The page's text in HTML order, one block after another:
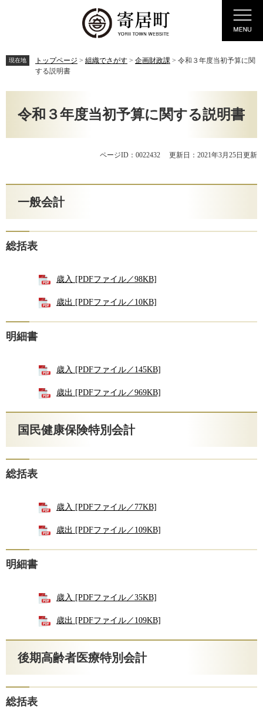
先
頭
す。
を
飛
し
現在地 トップページ > 組織でさがす > 企画財政課 > 令和３年度当初予算に関
する説明書
令和３年度当初予算に関する説明書
ページID：0022432 更新日：2021年3月25日更新
一般会計
総括表
歳入 [PDFファイル／98KB]
歳出 [PDFファイル／10KB]
明細書
歳入 [PDFファイル／145KB]
歳出 [PDFファイル／969KB]
国民健康保険特別会計
総括表
歳入 [PDFファイル／77KB]
歳出 [PDFファイル／109KB]
明細書
歳入 [PDFファイル／35KB]
歳出 [PDFファイル／109KB]
後期高齢者医療特別会計
総括表